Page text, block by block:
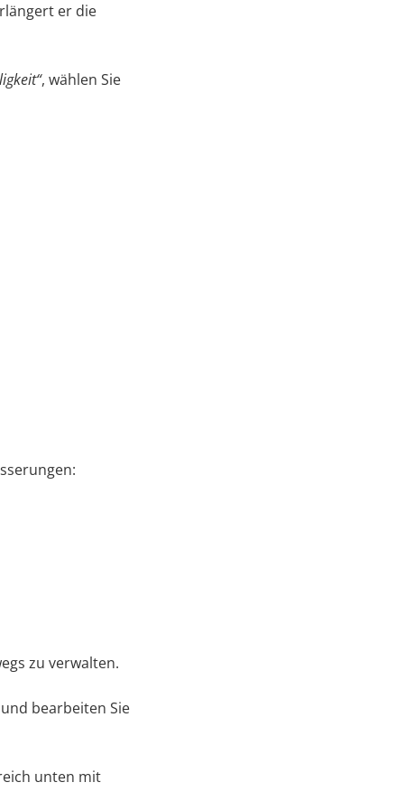
er die
, wählen Sie
zu verwalten.
bearbeiten Sie
unten mit